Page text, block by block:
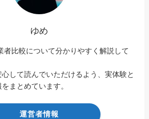
ゆめ
者比較について分かりやすく解説して
して読んでいただけるよう、実体験と
まとめています。
運営者情報